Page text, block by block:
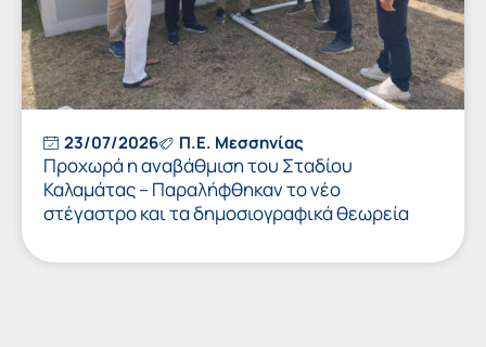
23/07/2026 Π.Ε. Μεσσηνίας
Προχωρά η αναβάθμιση του Σταδίου
Καλαμάτας – Παραλήφθηκαν το νέο
στέγαστρο και τα δημοσιογραφικά θεωρεία